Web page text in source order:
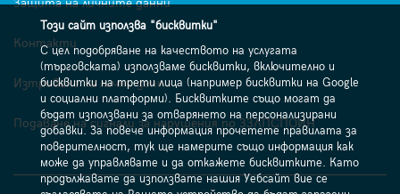
Контакти
Изтриване на лични данни
Подаване на сигнали за нарушения по ЗЗЛПСПОИН
Този сайт използва "бисквитки"
С цел подобряване на качеството на услугата
(търговската) използваме бисквитки, включително и
бисквитки на трети лица (например бисквитки на Google
и социални платформи). Бисквитките също могат да
бъдат използвани за отварянето на персонализирани
добавки. За повече информация прочетете правилата за
поверителност, тук ще намерите също информация как
може да управлявате и да откажете бисквитките. Като
продължавате да използвате нашия Уебсайт вие се